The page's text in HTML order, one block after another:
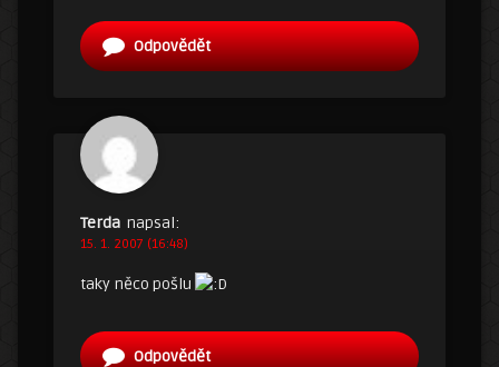
Odpovědět
Terda napsal:
15. 1. 2007 (16:48)
taky něco pošlu
Odpovědět